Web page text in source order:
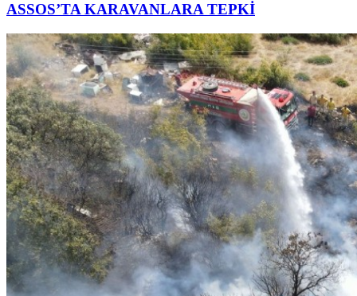
ASSOS’TA KARAVANLARA TEPKİ